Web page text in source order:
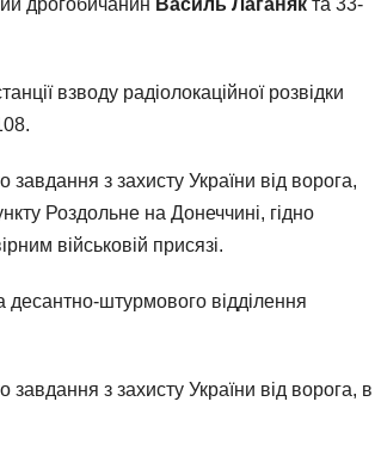
взводу радіолокаційної розвідки
з захисту України від ворога,
Роздольне на Донеччині, гідно
військовій присязі.
десантно-штурмового відділення
з захисту України від ворога, в